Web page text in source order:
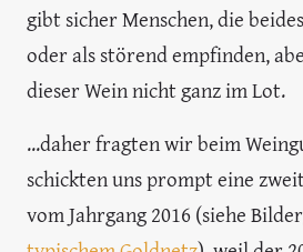
gibt sicher Menschen, die
oder als störend empfinden,
dieser Wein nicht ganz im Lot.
...daher fragten wir beim
schickten uns prompt eine
vom Jahrgang 2016 (siehe